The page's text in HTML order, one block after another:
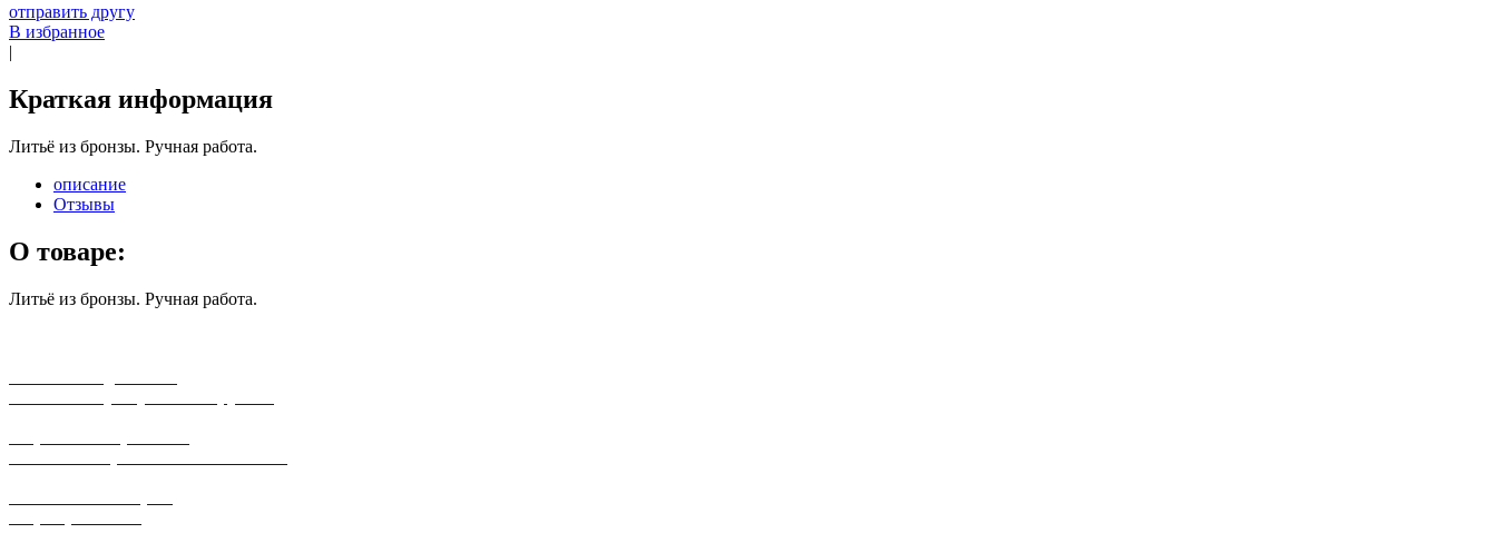
отправить другу
В избранное
|
Краткая информация
Литьё из бронзы. Ручная работа.
описание
Отзывы
О товаре:
Литьё из бронзы. Ручная работа.